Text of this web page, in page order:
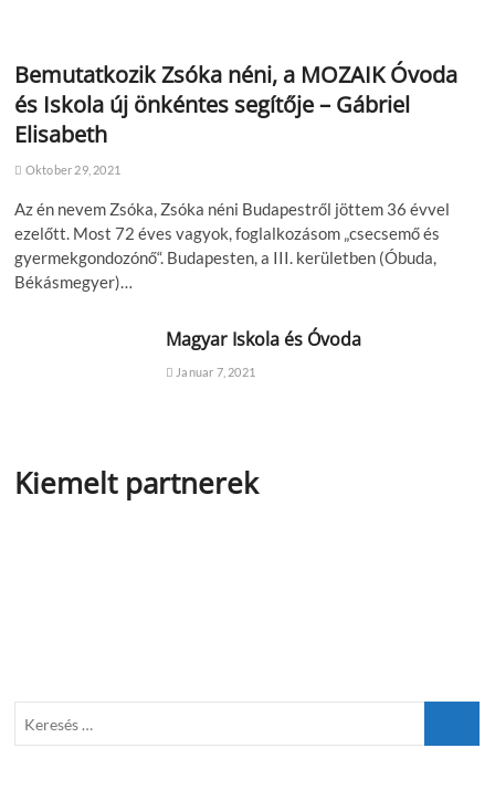
Bemutatkozik Zsóka néni, a MOZAIK Óvoda
és Iskola új önkéntes segítője – Gábriel
Elisabeth
Oktober 29, 2021
Az én nevem Zsóka, Zsóka néni Budapestről jöttem 36 évvel
ezelőtt. Most 72 éves vagyok, foglalkozásom „csecsemő és
gyermekgondozónő“. Budapesten, a III. kerületben (Óbuda,
Békásmegyer)…
Magyar Iskola és Óvoda
Januar 7, 2021
Kiemelt partnerek